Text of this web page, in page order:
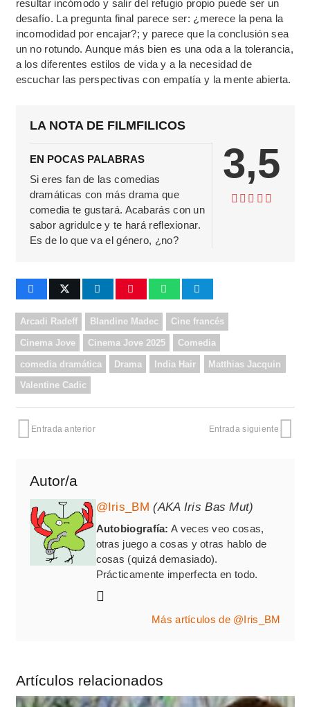
resultar incómodo y salir del refugio propio puede ser un
desafío. La pregunta final parece ser: ¿merece la pena la
incomodidad por encajar?; y parece que la conclusión sea
un no rotundo. Aunque más bien es una oda a la tolerancia,
a los diferentes estilos de vida y a la necesidad de
escuchar las perspectivas con empatía y la mente abierta.
LA NOTA DE FILMFILICOS
EN POCAS PALABRAS
Si eres fan de las comedias
dramáticas con más drama que
comedia te gustará. Acabarás con un
sabor agridulce y te hará reflexionar.
Es de lo que va el género, ¿no?
3,5
Arcadi Radeff Blandine Madec Cine francés
Cinema Jove Cinema Jove 2025 Comedia
comedia dramática Drama India Hair Matthias Jacquin
Valentine Cadic
Entrada anterior Entrada siguiente
Autor/a
@Iris_BM (AKA Iris Bas Mut)
Autobiografía: A veces veo cosas,
otras juego a cosas y otras hablo de
cosas (quizá demasiado).
Prácticamente imperfecta en todo.
Más artículos de @Iris_BM
Artículos relacionados